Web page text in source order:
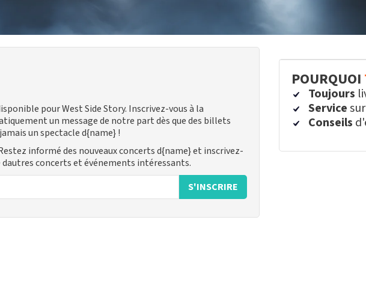
pour West Side Story. Inscrivez-vous à la
un message de notre part dès que des billets
un spectacle d{name} !
informé des nouveaux concerts d{name} et inscrivez-
concerts et événements intéressants.
S'INSCRIRE
POURQUOI
Toujours
Service
Conseils